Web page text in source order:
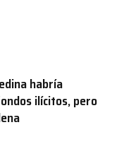
habría
ilícitos, pero